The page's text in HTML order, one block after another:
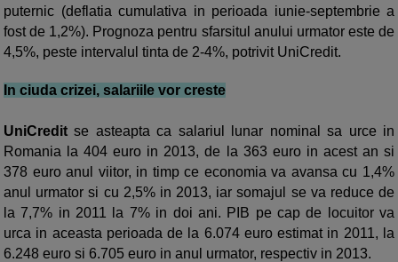
puternic (deflatia cumulativa in perioada iunie-septembrie a
fost de 1,2%). Prognoza pentru sfarsitul anului urmator este de
4,5%, peste intervalul tinta de 2-4%, potrivit UniCredit.
In ciuda crizei, salariile vor creste
UniCreditse asteapta ca salariul lunar nominal sa urce in
Romania la 404 euro in 2013, de la 363 euro in acest an si
378 euro anul viitor, in timp ce economia va avansa cu 1,4%
anul urmator si cu 2,5% in 2013, iar somajul se va reduce de
la 7,7% in 2011 la 7% in doi ani. PIB pe cap de locuitor va
urca in aceasta perioada de la 6.074 euro estimat in 2011, la
6.248 euro si 6.705 euro in anul urmator, respectiv in 2013.